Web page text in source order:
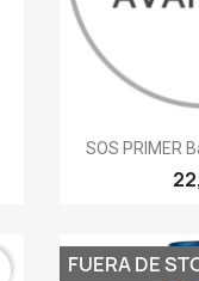

SOS PRIMER
FUERA DE